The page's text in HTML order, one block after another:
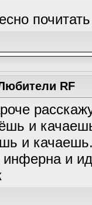
RF
и
и
инферна и